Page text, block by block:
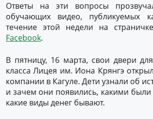
Ответы на эти вопросы
обучающих видео, публикуемых
течение этой недели на
Facebook.
В пятницу, 16 марта, свои двери
класса Лицея им. Иона Крянгэ
компании в Кагуле. Дети узнали об
и зачем они появились, какими были
какие виды денег бывают.